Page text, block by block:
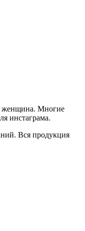
женщина. Многие
инстаграма.
Вся продукция